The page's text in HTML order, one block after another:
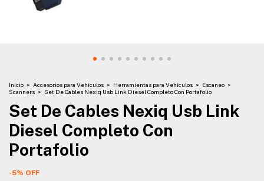
Inicio > Accesorios para Vehículos > Herramientas para Vehículos > Escaneo >
Scanners > Set De Cables Nexiq Usb Link Diesel Completo Con Portafolio
Set De Cables Nexiq Usb Link
Diesel Completo Con
Portafolio
-5% OFF